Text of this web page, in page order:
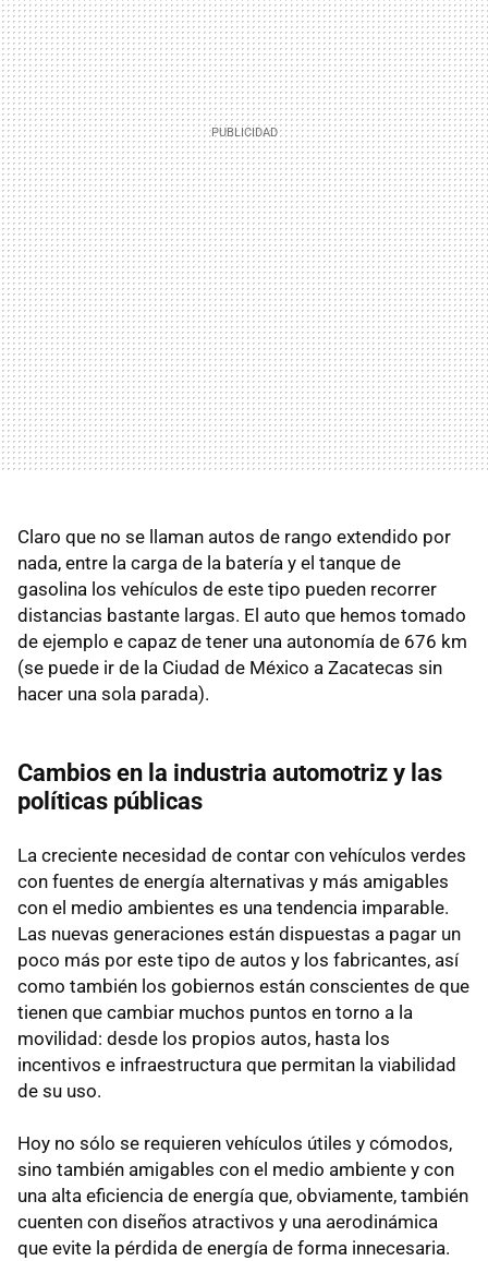
Claro que no se llaman autos de rango extendido por
nada, entre la carga de la batería y el tanque de
gasolina los vehículos de este tipo pueden recorrer
distancias bastante largas. El auto que hemos tomado
de ejemplo e capaz de tener una autonomía de 676 km
(se puede ir de la Ciudad de México a Zacatecas sin
hacer una sola parada).
Cambios en la industria automotriz y las
políticas públicas
La creciente necesidad de contar con vehículos verdes
con fuentes de energía alternativas y más amigables
con el medio ambientes es una tendencia imparable.
Las nuevas generaciones están dispuestas a pagar un
poco más por este tipo de autos y los fabricantes, así
como también los gobiernos están conscientes de que
tienen que cambiar muchos puntos en torno a la
movilidad: desde los propios autos, hasta los
incentivos e infraestructura que permitan la viabilidad
de su uso.
Hoy no sólo se requieren vehículos útiles y cómodos,
sino también amigables con el medio ambiente y con
una alta eficiencia de energía que, obviamente, también
cuenten con diseños atractivos y una aerodinámica
que evite la pérdida de energía de forma innecesaria.